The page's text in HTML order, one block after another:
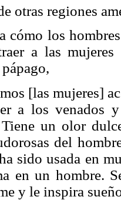
otras regiones
cómo los
a las
[las mujeres]
a los venados
Tiene un olor
del
sido usada en
en un hombre.
y le inspira